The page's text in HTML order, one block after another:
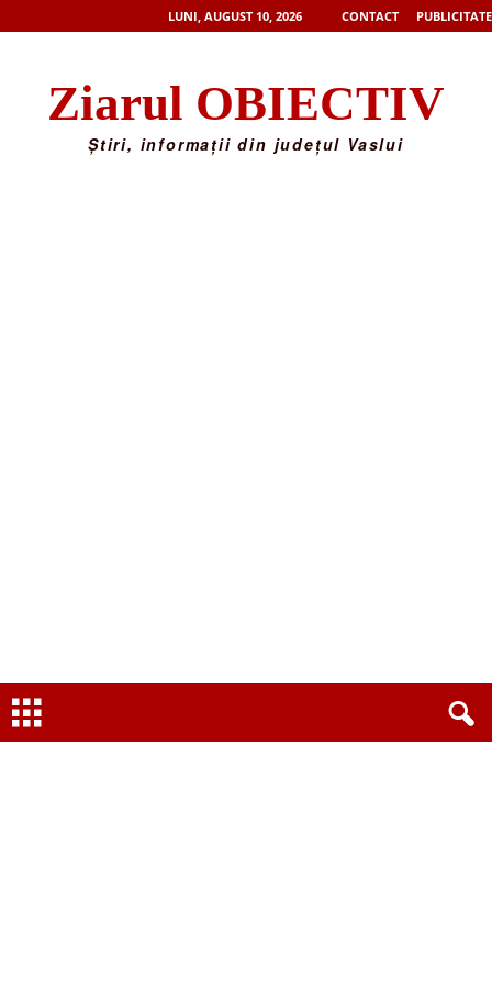
LUNI, AUGUST 10, 2026 CONTACT PUBLICITATE
Ziarul OBIECTIV
Știri, informații din județul Vaslui